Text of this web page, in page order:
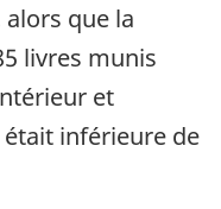
que la
livres munis
et
inférieure de